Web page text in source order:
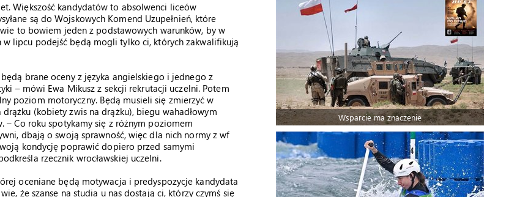
Większość kandydatów to absolwenci liceów
są do Wojskowych Komend Uzupełnień, które
to bowiem jeden z podstawowych warunków, by w
lipcu podejść będą mogli tylko ci, których zakwalifikują
brane oceny z języka angielskiego i jednego z
– mówi Ewa Mikusz z sekcji rekrutacji uczelni. Potem
poziom motoryczny. Będą musieli się zmierzyć w
(kobiety zwis na drążku), biegu wahadłowym
– Co roku spotykamy się z różnym poziomem
dbają o swoją sprawność, więc dla nich normy z wf
kondycję poprawić dopiero przed samymi
rzecznik wrocławskiej uczelni.
oceniane będą motywacja i predyspozycje kandydata
że szansę na studia u nas dostają ci, którzy czymś się
Wsparcie ma znaczenie